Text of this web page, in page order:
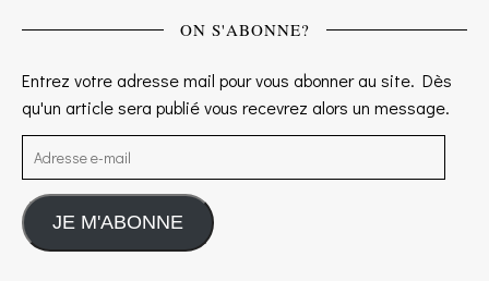
ON S'ABONNE?
Entrez votre adresse mail pour vous abonner au site. Dès
qu'un article sera publié vous recevrez alors un message.
Adresse e-mail
JE M'ABONNE